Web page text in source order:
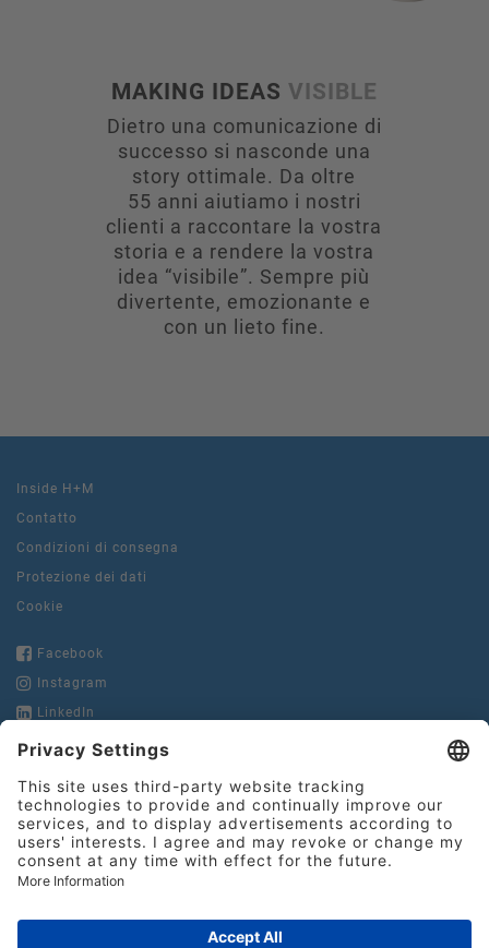
MAKING IDEAS VISIBLE
Dietro una comunicazione di
successo si nasconde una
story ottimale. Da oltre
55 anni aiutiamo i nostri
clienti a raccontare la vostra
storia e a rendere la vostra
idea “visibile”. Sempre più
divertente, emozionante e
con un lieto fine.
Inside H+M
Contatto
Condizioni di consegna
Protezione dei dati
Cookie
Facebook
Instagram
LinkedIn
YouTube
Hinderer + Mühlich
GmbH & Co. KG
Fax: